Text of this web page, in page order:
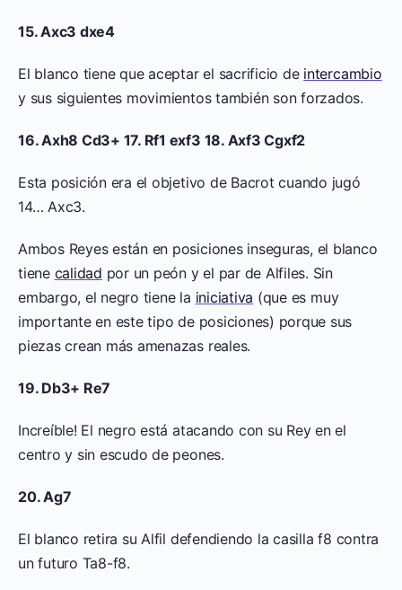
15. Axc3 dxe4
El blanco tiene que aceptar el sacrificio de intercambio
y sus siguientes movimientos también son forzados.
16. Axh8 Cd3+ 17. Rf1 exf3 18. Axf3 Cgxf2
Esta posición era el objetivo de Bacrot cuando jugó
14… Axc3.
Ambos Reyes están en posiciones inseguras, el blanco
tiene calidad por un peón y el par de Alfiles. Sin
embargo, el negro tiene la iniciativa (que es muy
importante en este tipo de posiciones) porque sus
piezas crean más amenazas reales.
19. Db3+ Re7
Increíble! El negro está atacando con su Rey en el
centro y sin escudo de peones.
20. Ag7
El blanco retira su Alfil defendiendo la casilla f8 contra
un futuro Ta8-f8.